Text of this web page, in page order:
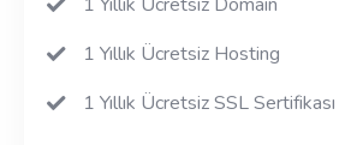
1 Yıllık Ücretsiz Hosting
1 Yıllık Ücretsiz SSL Sertifikası